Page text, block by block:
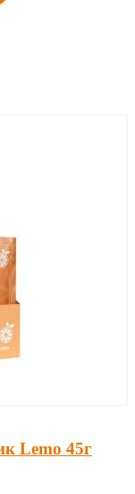
Lemo 45г